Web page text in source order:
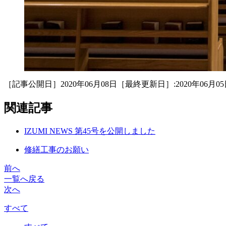
［記事公開日］2020年06月08日［最終更新日］:2020年06月05
関連記事
IZUMI NEWS 第45号を公開しました
修繕工事のお願い
前へ
一覧へ戻る
次へ
すべて